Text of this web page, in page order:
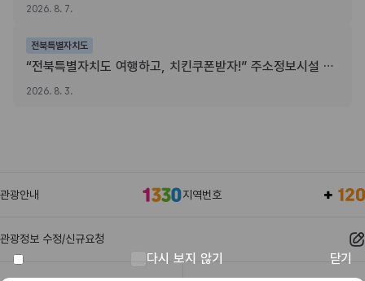
2026. 8. 7.
전북특별자치도
“전북특별자치도 여행하고, 치킨쿠폰받자!” 주소정보시설 SNS 인증이벤트
2026. 8. 3.
다시 보지 않기 닫기
관광안내 지역번호
관광정보 수정/신규요청